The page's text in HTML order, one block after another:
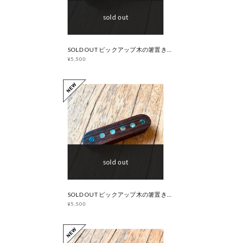
sold out
SOLD OUT ピックアップ木の箸置き【ハカランダ】マザーオブパール
¥5,500
sold out
SOLD OUT ピックアップ木の箸置き【ハカランダ】アバロン
¥5,500